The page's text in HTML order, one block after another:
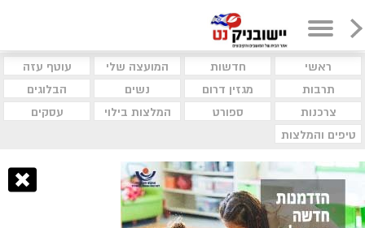
ראשי חדשות המועצה שלי
עוטף עזה
תרבות
מגזין דרום נשים
הבלוגים
צרכנות
ספורט המלצות בילוי
עסקים
טיפים והמלצות